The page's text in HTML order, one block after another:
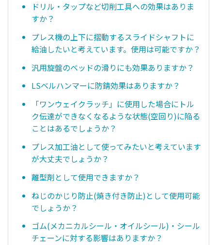
ドリル・タップなど切削工具への効果はありま
すか？
プレス機の上下に摺動するスライドシャフトに
給油したいと考えています。使用は可能ですか？
汎用旋盤のベッドの滑りにも効果ありますか？
LSベルハンマーに防錆効果はありますか？
「ワンウェイクラッチ」に使用した場合にトル
ク伝達ができなくなるような状態(空回り)に陥る
ことはあるでしょうか？
プレス加工油として使ってみたいと考えています
が大丈夫でしょうか？
離型剤として使用できますか？
ねじのかじり防止(焼き付き防止)として使用可能
でしょうか？
ゴム(メカニカルシール・オイルシール)・シール
チェーンに対する影響はありますか？